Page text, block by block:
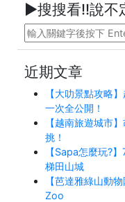
►搜搜看!!說不
近期文章
【大叻景點攻略
一次全公開！
【越南旅遊城市
挑！
【Sapa怎麼玩?
梯田山城
【芭達雅綠山動
Zoo